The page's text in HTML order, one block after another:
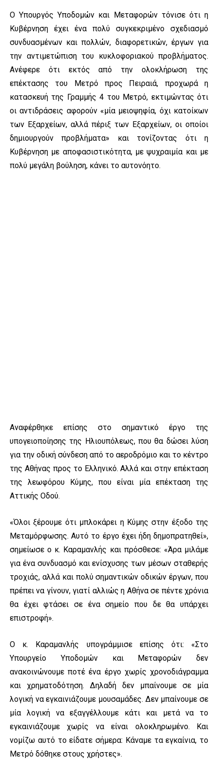
Ο Υπουργός Υποδομών και Μεταφορών τόνισε ότι η
Κυβέρνηση έχει ένα πολύ συγκεκριμένο σχεδιασμό
συνδυασμένων και πολλών, διαφορετικών, έργων για
την αντιμετώπιση του κυκλοφοριακού προβλήματος.
Ανέφερε ότι εκτός από την ολοκλήρωση της
επέκτασης του Μετρό προς Πειραιά, προχωρά η
κατασκευή της Γραμμής 4 του Μετρό, εκτιμώντας ότι
οι αντιδράσεις αφορούν «μία μειοψηφία, όχι κατοίκων
των Εξαρχείων, αλλά πέριξ των Εξαρχείων, οι οποίοι
δημιουργούν προβλήματα» και τονίζοντας ότι η
Κυβέρνηση με αποφασιστικότητα, με ψυχραιμία και με
πολύ μεγάλη βούληση, κάνει το αυτονόητο.
Αναφέρθηκε επίσης στο σημαντικό έργο της
υπογειοποίησης της Ηλιουπόλεως, που θα δώσει λύση
για την οδική σύνδεση από το αεροδρόμιο και το κέντρο
της Αθήνας προς το Ελληνικό. Αλλά και στην επέκταση
της λεωφόρου Κύμης, που είναι μία επέκταση της
Αττικής Οδού.
«Όλοι ξέρουμε ότι μπλοκάρει η Κύμης στην έξοδο της
Μεταμόρφωσης. Αυτό το έργο έχει ήδη δημοπρατηθεί»,
σημείωσε ο κ. Καραμανλής και πρόσθεσε: «Άρα μιλάμε
για ένα συνδυασμό και ενίσχυσης των μέσων σταθερής
τροχιάς, αλλά και πολύ σημαντικών οδικών έργων, που
πρέπει να γίνουν, γιατί αλλιώς η Αθήνα σε πέντε χρόνια
θα έχει φτάσει σε ένα σημείο που δε θα υπάρχει
επιστροφή».
Ο κ. Καραμανλής υπογράμμισε επίσης ότι: «Στο
Υπουργείο Υποδομών και Μεταφορών δεν
ανακοινώνουμε ποτέ ένα έργο χωρίς χρονοδιάγραμμα
και χρηματοδότηση. Δηλαδή δεν μπαίνουμε σε μία
λογική να εγκαινιάζουμε μουσαμάδες. Δεν μπαίνουμε σε
μία λογική να εξαγγέλλουμε κάτι και μετά να το
εγκαινιάζουμε χωρίς να είναι ολοκληρωμένο. Και
νομίζω αυτό το είδατε σήμερα: Κάναμε τα εγκαίνια, το
Μετρό δόθηκε στους χρήστες».